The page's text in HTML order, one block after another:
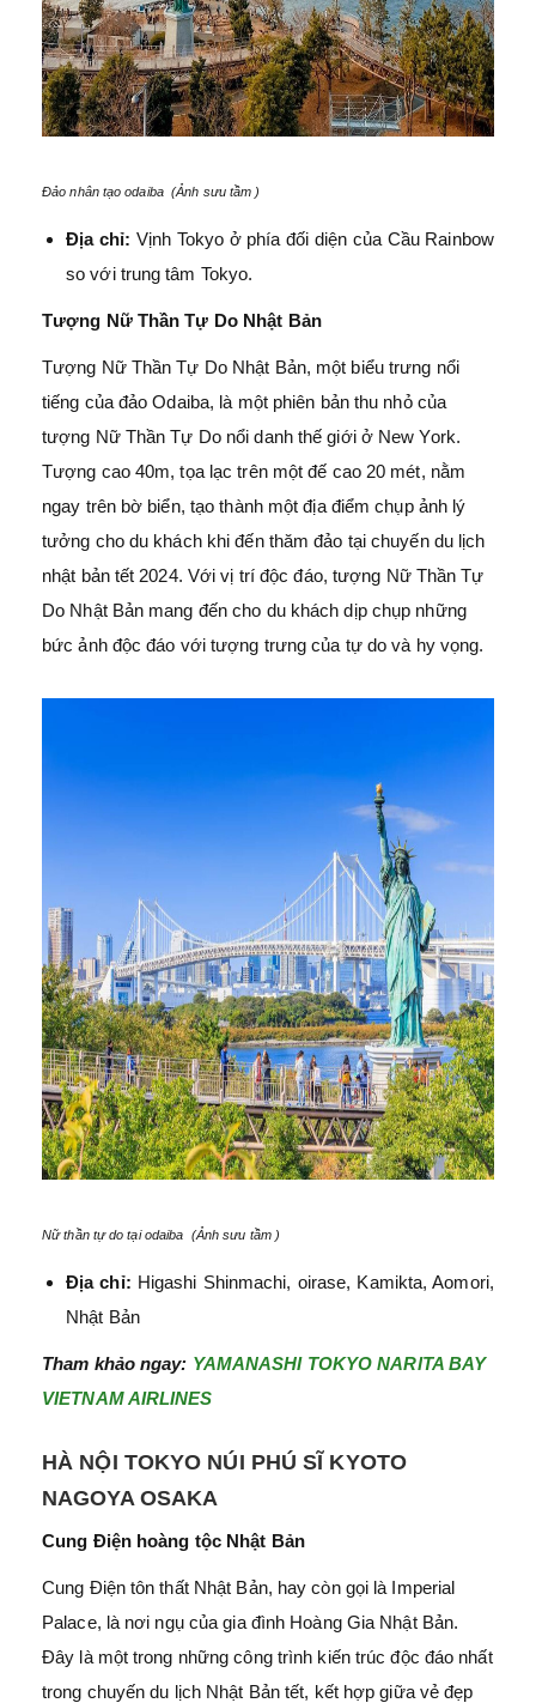
Đảo nhân tạo odaiba (Ảnh sưu tầm )
Địa chỉ: Vịnh Tokyo ở phía đối diện của Cầu Rainbow
so với trung tâm Tokyo.
Tượng Nữ Thần Tự Do Nhật Bản
Tượng Nữ Thần Tự Do Nhật Bản, một biểu trưng nổi
tiếng của đảo Odaiba, là một phiên bản thu nhỏ của
tượng Nữ Thần Tự Do nổi danh thế giới ở New York.
Tượng cao 40m, tọa lạc trên một đế cao 20 mét, nằm
ngay trên bờ biển, tạo thành một địa điểm chụp ảnh lý
tưởng cho du khách khi đến thăm đảo tại chuyến du lịch
nhật bản tết 2024. Với vị trí độc đáo, tượng Nữ Thần Tự
Do Nhật Bản mang đến cho du khách dịp chụp những
bức ảnh độc đáo với tượng trưng của tự do và hy vọng.
Nữ thần tự do tại odaiba (Ảnh sưu tầm )
Địa chỉ: Higashi Shinmachi, oirase, Kamikta, Aomori,
Nhật Bản
Tham khảo ngay: YAMANASHI TOKYO NARITA BAY
VIETNAM AIRLINES
HÀ NỘI TOKYO NÚI PHÚ SĨ KYOTO
NAGOYA OSAKA
Cung Điện hoàng tộc Nhật Bản
Cung Điện tôn thất Nhật Bản, hay còn gọi là Imperial
Palace, là nơi ngụ của gia đình Hoàng Gia Nhật Bản.
Đây là một trong những công trình kiến trúc độc đáo nhất
trong chuyến du lịch Nhật Bản tết, kết hợp giữa vẻ đẹp